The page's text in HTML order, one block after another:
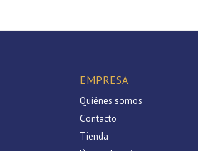
EMPRESA
Quiénes somos
Contacto
Tienda